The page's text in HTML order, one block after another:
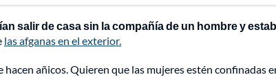
salir de casa sin la compañía de un hombre y
las afganas en el exterior.
añicos. Quieren que las mujeres estén confinadas